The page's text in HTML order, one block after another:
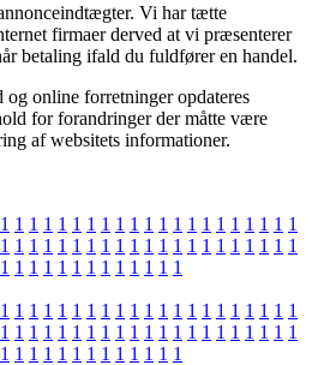
Vi har tætte
firmaer derved at vi præsenterer
betaling ifald du fuldfører en handel.
online forretninger opdateres
for forandringer der måtte være
af websitets informationer.
1 1 1 1 1 1 1 1 1 1 1 1 1 1 1 1 1 1 1 1 1
1 1 1 1 1 1 1 1 1 1 1 1 1 1 1 1 1 1 1 1 1
1 1 1 1 1 1 1 1 1 1 1 1 1
1 1 1 1 1 1 1 1 1 1 1 1 1 1 1 1 1 1 1 1 1
1 1 1 1 1 1 1 1 1 1 1 1 1 1 1 1 1 1 1 1 1
1 1 1 1 1 1 1 1 1 1 1 1 1